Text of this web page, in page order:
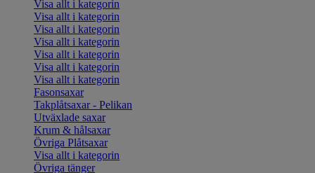
Visa allt i kategorin
Visa allt i kategorin
Visa allt i kategorin
Visa allt i kategorin
Visa allt i kategorin
Visa allt i kategorin
Visa allt i kategorin
Fasonsaxar
Takplåtsaxar - Pelikan
Utväxlade saxar
Krum & hålsaxar
Övriga Plåtsaxar
Visa allt i kategorin
Övriga tänger